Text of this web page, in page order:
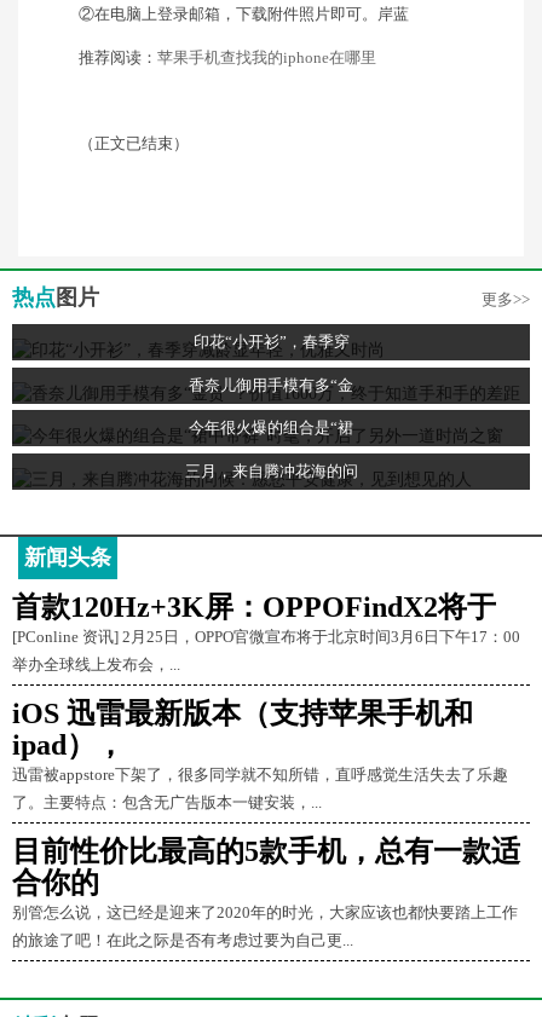
②在电脑上登录邮箱，下载附件照片即可。岸蓝
推荐阅读： 苹果手机查找我的iphone在哪里
（正文已结束）
热点 图片 更多>>
印花“小开衫”，春季穿
香奈儿御用手模有多“金
今年很火爆的组合是“裙
三月，来自腾冲花海的问
新闻头条
首款120Hz+3K屏：OPPOFindX2将于
[PConline 资讯] 2月25日，OPPO官微宣布将于北京时间3月6日下午17：00
举办全球线上发布会，...
iOS 迅雷最新版本（支持苹果手机和
ipad），
迅雷被appstore下架了，很多同学就不知所错，直呼感觉生活失去了乐趣
了。主要特点：包含无广告版本一键安装，...
目前性价比最高的5款手机，总有一款适
合你的
别管怎么说，这已经是迎来了2020年的时光，大家应该也都快要踏上工作
的旅途了吧！在此之际是否有考虑过要为自己更...